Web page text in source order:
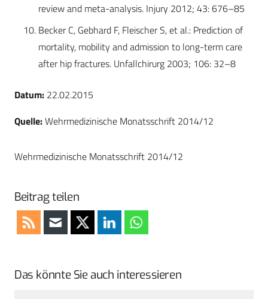
review and meta-analysis. Injury 2012; 43: 676–85
Becker C, Gebhard F, Fleischer S, et al.: Prediction of
mortality, mobility and admission to long-term care
after hip fractures. Unfallchirurg 2003; 106: 32–8
Datum: 22.02.2015
Quelle:Wehrmedizinische Monatsschrift 2014/12
Wehrmedizinische Monatsschrift 2014/12
Beitrag teilen
Das könnte Sie auch interessieren